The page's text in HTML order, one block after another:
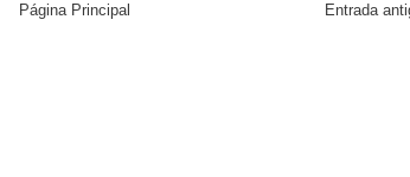
Entrada
Página Principal